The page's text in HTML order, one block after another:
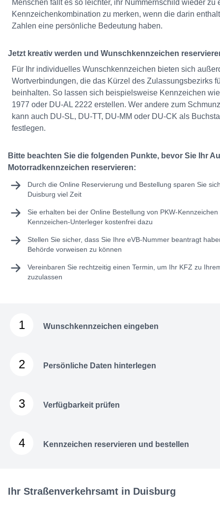
Menschen fällt es so leichter, ihr Nummernschild wieder zu
Kennzeichenkombination zu merken, wenn die darin
Zahlen eine persönliche Bedeutung haben.
Jetzt kreativ werden und Wunschkennzeichen
Für Ihr individuelles Wunschkennzeichen bieten sich
Wortverbindungen, die das Kürzel des Zulassungsbezirks
beinhalten. So lassen sich beispielsweise Kennzeichen
1977 oder DU-AL 2222 erstellen. Wer andere zum
kann auch DU-SL, DU-TT, DU-MM oder DU-CK als
festlegen.
Bitte beachten Sie die folgenden Punkte, bevor Sie Ihr
Motorradkennzeichen reservieren:
Durch die Online Reservierung und Bestellung sparen Sie
Duisburg viel Zeit
Sie erhalten bei der Online Bestellung von PKW-
Kennzeichen-Unterleger kostenfrei dazu
Stellen Sie sicher, dass Sie Ihre eVB-Nummer beantragt
Behörde vorweisen zu können
Vereinbaren Sie rechtzeitig einen Termin, um Ihr KFZ zu
zuzulassen
1 Wunschkennzeichen eingeben
2 Persönliche Daten hinterlegen
3 Verfügbarkeit prüfen
4 Kennzeichen reservieren und bestellen
Ihr Straßenverkehrsamt in Duisburg